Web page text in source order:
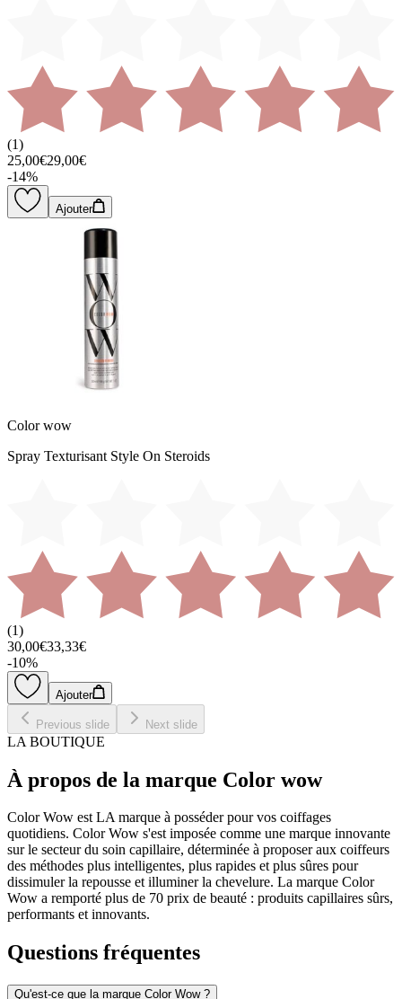
(1)
25,00€29,00€
-14%
Ajouter
Color wow
Spray Texturisant Style On Steroids
(1)
30,00€33,33€
-10%
Ajouter
Previous slide Next slide
LA BOUTIQUE
À propos de la marque Color wow
Color Wow est LA marque à posséder pour vos coiffages
quotidiens. Color Wow s'est imposée comme une marque innovante
sur le secteur du soin capillaire, déterminée à proposer aux coiffeurs
des méthodes plus intelligentes, plus rapides et plus sûres pour
dissimuler la repousse et illuminer la chevelure. La marque Color
Wow a remporté plus de 70 prix de beauté : produits capillaires sûrs,
performants et innovants.
Questions fréquentes
Qu'est-ce que la marque Color Wow ?